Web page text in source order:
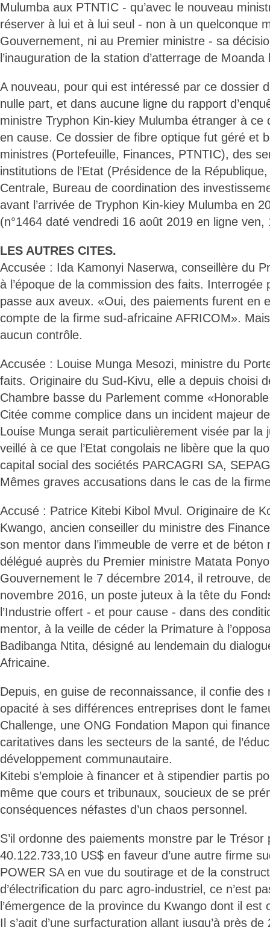
Mulumba aux PTNTIC - qu’avec le nouveau
réserver à lui et à lui seul - non à un quelconque
Gouvernement, ni au Premier ministre - sa
l’inauguration de la station d’atterrage de
A nouveau, pour qui est intéressé par ce dossier
nulle part, et dans aucune ligne du rapport
ministre Tryphon Kin-kiey Mulumba étranger à ce
en cause. Ce dossier de fibre optique fut géré et
ministres (Portefeuille, Finances, PTNTIC), des
institutions de l’Etat (Présidence de la
Centrale, Bureau de coordination des
avant l’arrivée de Tryphon Kin-kiey Mulumba en
(n°1464 daté vendredi 16 août 2019 en ligne
LES AUTRES CITES.
Accusée : Ida Kamonyi Naserwa, conseillère du
à l’époque de la commission des faits. Interrogée
passe aux aveux. «Oui, des paiements furent en
compte de la firme sud-africaine AFRICOM».
aucun contrôle.
Accusée : Louise Munga Mesozi, ministre du
faits. Originaire du Sud-Kivu, elle a depuis choisi
Chambre basse du Parlement comme
Citée comme complice dans un incident majeur
Louise Munga serait particulièrement visée par la
veillé à ce que l’Etat congolais ne libère que la
capital social des sociétés PARCAGRI SA,
Mêmes graves accusations dans le cas de la
Accusé : Patrice Kitebi Kibol Mvul. Originaire de
Kwango, ancien conseiller du ministre des
son mentor dans l’immeuble de verre et de béton
délégué auprès du Premier ministre Matata
Gouvernement le 7 décembre 2014, il retrouve,
novembre 2016, un poste juteux à la tête du
l’Industrie offert - et pour cause - dans des
mentor, à la veille de céder la Primature à
Badibanga Ntita, désigné au lendemain du
Africaine.
Depuis, en guise de reconnaissance, il confie
opacité à ses différences entreprises dont le
Challenge, une ONG Fondation Mapon qui
caritatives dans les secteurs de la santé, de
développement communautaire.
Kitebi s’emploie à financer et à stipendier partis
même que cours et tribunaux, soucieux de se
conséquences néfastes d’un chaos personnel.
S’il ordonne des paiements monstre par le Trésor
40.122.733,10 US$ en faveur d’une autre firme
POWER SA en vue du soutirage et de la
d’électrification du parc agro-industriel, ce n’est
l’émergence de la province du Kwango dont il est
Il s’agit d’une surfacturation allant jusqu’à près